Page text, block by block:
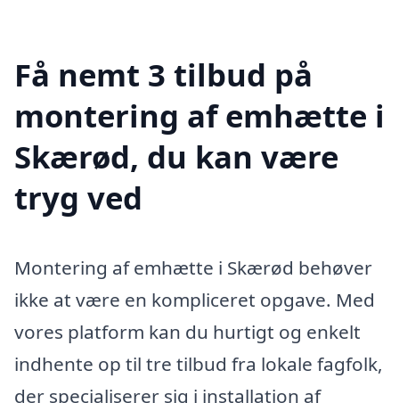
Få nemt 3 tilbud på
montering af emhætte i
Skærød, du kan være
tryg ved
Montering af emhætte i Skærød behøver
ikke at være en kompliceret opgave. Med
vores platform kan du hurtigt og enkelt
indhente op til tre tilbud fra lokale fagfolk,
der specialiserer sig i installation af